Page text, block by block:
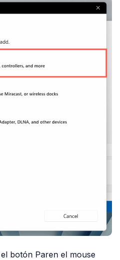
botón Paren el mouse